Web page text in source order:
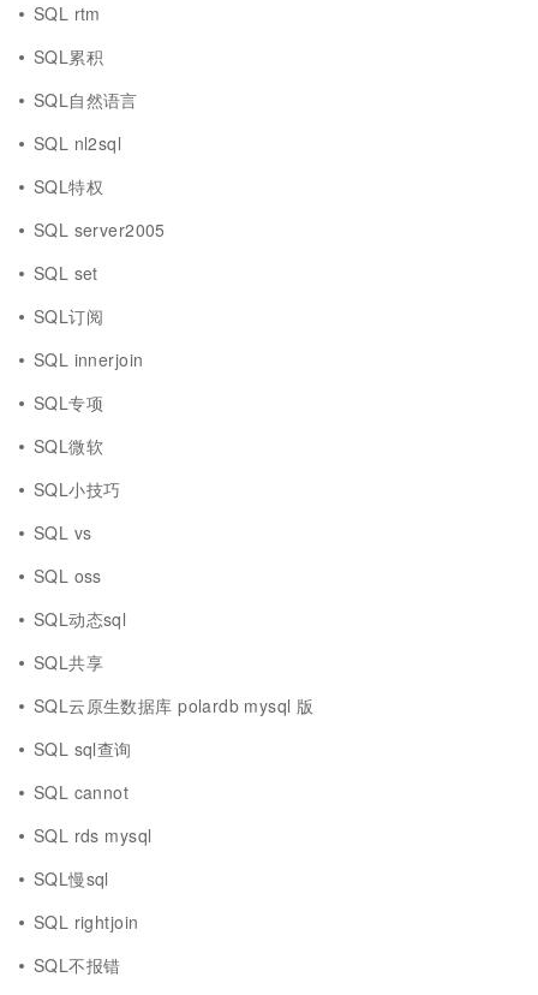
SQL rtm
SQL累积
SQL自然语言
SQL nl2sql
SQL特权
SQL server2005
SQL set
SQL订阅
SQL innerjoin
SQL专项
SQL微软
SQL小技巧
SQL vs
SQL oss
SQL动态sql
SQL共享
SQL云原生数据库 polardb mysql 版
SQL sql查询
SQL cannot
SQL rds mysql
SQL慢sql
SQL rightjoin
SQL不报错